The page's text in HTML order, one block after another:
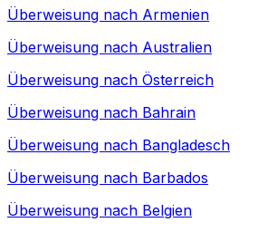
Überweisung nach Armenien
Überweisung nach Australien
Überweisung nach Österreich
Überweisung nach Bahrain
Überweisung nach Bangladesch
Überweisung nach Barbados
Überweisung nach Belgien